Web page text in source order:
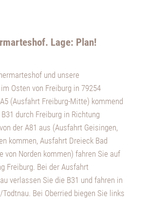
Lage: Plan!
und unsere
Osten von Freiburg in 79254
(Ausfahrt Freiburg-Mitte) kommend
durch Freiburg in Richtung
der A81 aus (Ausfahrt Geisingen,
kommen, Ausfahrt Dreieck Bad
von Norden kommen) fahren Sie auf
Freiburg. Bei der Ausfahrt
verlassen Sie die B31 und fahren in
Bei Oberried biegen Sie links